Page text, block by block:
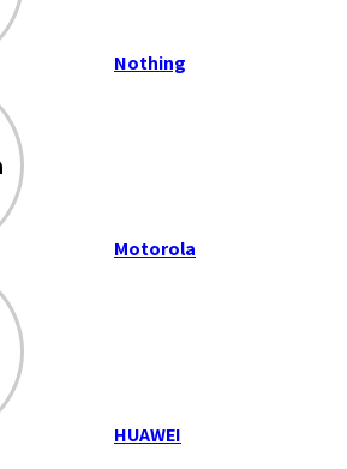
Nothing
Motorola
HUAWEI